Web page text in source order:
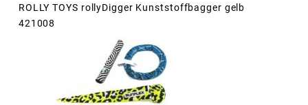
ROLLY TOYS rollyDigger Kunststoffbagger gelb
421008